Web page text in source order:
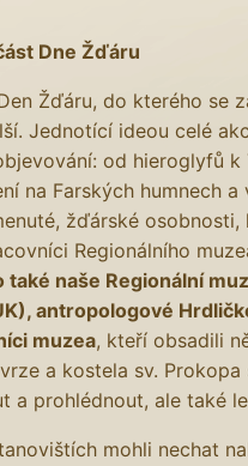
Dne Žďáru
Žďáru, do kterého se
Jednotící ideou celé
od hieroglyfů k
na Farských humnech
žďárské
Regionálního
také naše Regionální
antropologové
muzea, kteří obsadili
a kostela sv.
a prohlédnout, ale také
mohli nechat